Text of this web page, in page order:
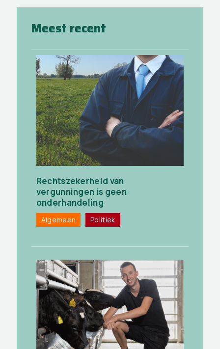
Meest recent
Rechtszekerheid van
vergunningen is geen
onderhandeling
Algemeen Politiek